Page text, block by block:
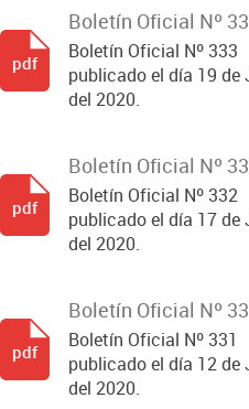
Boletín Oficial Nº
Boletín Oficial Nº 333
publicado el día 19 de
del 2020.
pdf
Boletín Oficial Nº
Boletín Oficial Nº 332
publicado el día 17 de
del 2020.
pdf
Boletín Oficial Nº
Boletín Oficial Nº 331
publicado el día 12 de
del 2020.
pdf